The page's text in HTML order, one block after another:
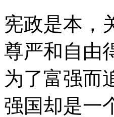
宪政是本，
尊严和自由
为了富强而
强国却是一